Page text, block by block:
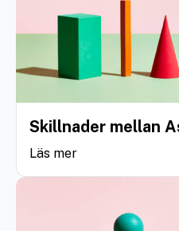
Skillnader mellan
Läs mer